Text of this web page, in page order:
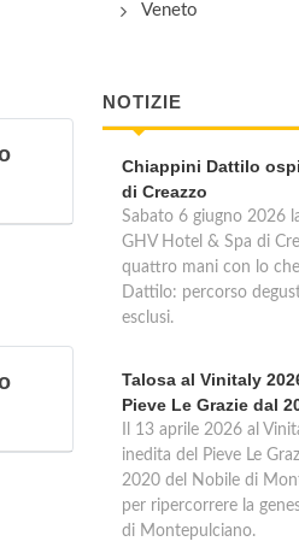
Veneto
NOTIZIE
Chiappini Dattilo
di Creazzo
Sabato 6 giugno 2026
GHV Hotel & Spa di
quattro mani con lo
Dattilo: percorso
esclusi.
Talosa al Vinitaly
Pieve Le Grazie dal
Il 13 aprile 2026 al
inedita del Pieve Le
2020 del Nobile di
per ripercorrere la
di Montepulciano.